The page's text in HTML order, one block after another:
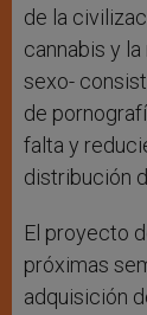
de la
cannabis y
sexo-
de
falta y
distribución
El proyecto
próximas
adquisición